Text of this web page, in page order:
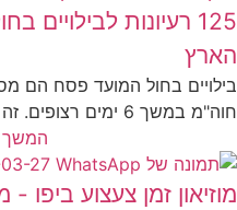
125 רעיונות
הארץ
בילויים בחול המועד פסח הם
חוה"מ במשך 6 ימים רצופים. זה יותר מאשר...
המשך
מוזיאון זמן צעצוע ביפו